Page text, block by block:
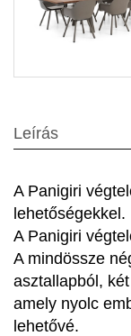
Leírás
A Panigiri
lehetőségekkel.
A Panigiri
A mindössze
asztallapból,
amely nyolc
lehetővé.